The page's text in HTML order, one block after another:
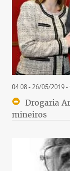
04:08 - 26/05/2019-
Drogaria
mineiros